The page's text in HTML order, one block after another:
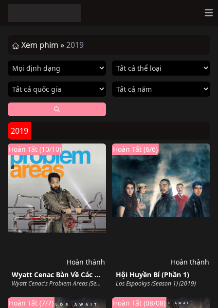
Xem phim »2019
2019
Wyatt Cenac Bàn Về Các Khu Vực Có Vấn Đề (Phần 2)
Wyatt Cenac's Problem Areas (Season 2) (2019)
Hoàn Tất (10/10)
Hoàn thành
Hội Huyền Bí (Phần 1)
Los Espookys (Season 1) (2019)
Hoàn Tất (6/6)
Hoàn thành
Hoàn Tất (7/7) Hoàn Tất (08/08)